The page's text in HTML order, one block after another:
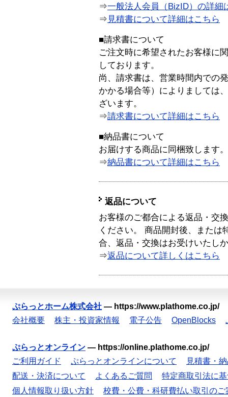
⇒一般法人会員（BizID）の詳細
⇒ 見積書について詳細はこちら
■請求書について
ご注文時に希望されたお客様に
しております。
尚、請求書は、営業時間内での
かかる場合等）によりましては
ざいます。
⇒請求書について詳細はこちら
■納品書について
お届けする商品に同梱致します。
⇒納品書について詳細はこちら
返品について
お客様のご都合による返品・交
ください。 商品開封後、または
合、返品・交換はお受けいたし
⇒返品について詳しくはこちら
ぷらっとホーム株式会社 — https://www.plathome.co.jp/
会社概要
株主・投資家情報 電子公告 OpenBlocks
ぷらっとオンライン — https://online.plathome.co.jp/
ご利用ガイド
ぷらっとオンラインについて
見積書・
配送・決済について
よくあるご質問
特定商取引法に
個人情報取り扱い方針
校費・公費・科研費払い取引のご